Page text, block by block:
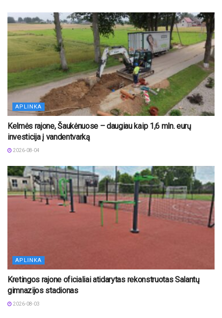
APLINKA
Kelmės rajone, Šaukėnuose – daugiau kaip 1,6 mln. eurų
investicija į vandentvarką
2026-08-04
APLINKA
Kretingos rajone oficialiai atidarytas rekonstruotas Salantų
gimnazijos stadionas
2026-08-03